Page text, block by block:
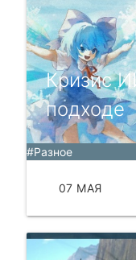
Кризис
подходе
#Разное
07 МАЯ